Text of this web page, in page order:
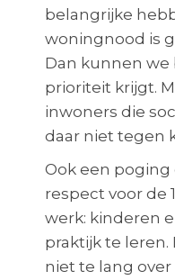
belangrijke
woningnood is
Dan kunnen we
prioriteit krijgt.
inwoners die
daar niet tegen
Ook een
respect voor de
werk: kinderen
praktijk te leren.
niet te lang